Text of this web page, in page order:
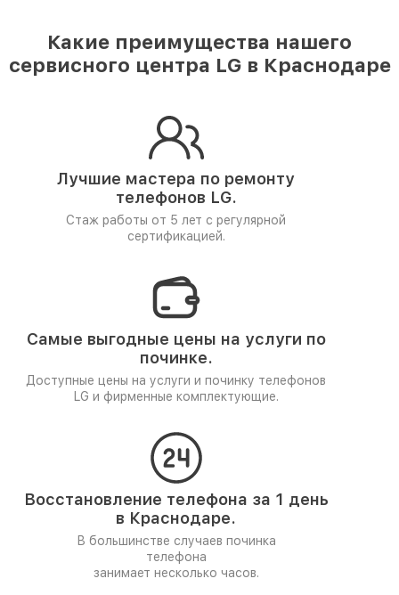
Какие преимущества нашего
сервисного центра LG в Краснодаре
Лучшие мастера по ремонту
телефонов LG.
Стаж работы от 5 лет с регулярной
сертификацией.
Самые выгодные цены на услуги по
починке.
Доступные цены на услуги и починку телефонов
LG и фирменные комплектующие.
Восстановление телефона за 1 день
в Краснодаре.
В большинстве случаев починка
телефона
занимает несколько часов.